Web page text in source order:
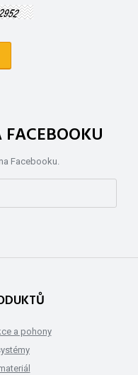
FACEBOOKU
Facebooku.
a pohony